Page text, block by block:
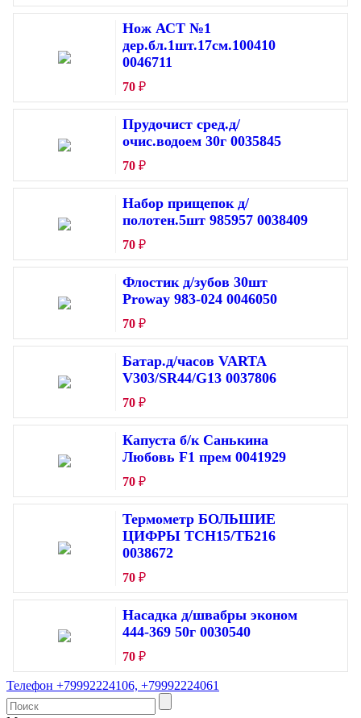
Нож АСТ №1
дер.бл.1шт.17см.100410
0046711
70 ₽
Прудочист сред.д/
очис.водоем 30г 0035845
70 ₽
Набор прищепок д/
полотен.5шт 985957 0038409
70 ₽
Флостик д/зубов 30шт
Proway 983-024 0046050
70 ₽
Батар.д/часов VARTA
V303/SR44/G13 0037806
70 ₽
Капуста б/к Санькина
Любовь F1 прем 0041929
70 ₽
Термометр БОЛЬШИЕ
ЦИФРЫ ТСН15/ТБ216
0038672
70 ₽
Насадка д/швабры эконом
444-369 50г 0030540
70 ₽
Телефон +79992224106, +79992224061